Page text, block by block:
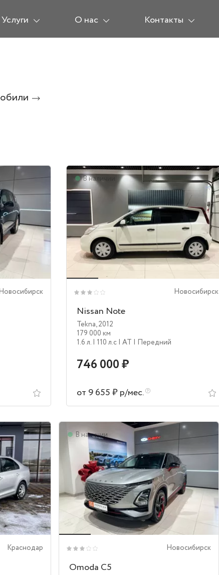
Услуги О нас Контакты
В наличии
Новосибирск
Nissan Note
Tekna,2012
179 000 км
1.6 л. | 110 л.c | AT | Передний
746 000 ₽
от 9 655 ₽ р/мес.
Краснодар
В наличии
Новосибирск
Omoda C5